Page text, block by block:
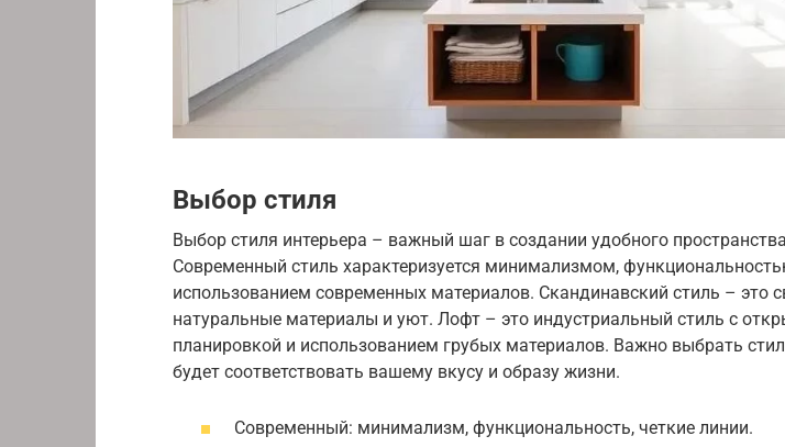
Выбор стиля
Выбор стиля интерьера – важный шаг в создании удобного
Современный стиль характеризуется минимализмом,
использованием современных материалов. Скандинавский стиль – это
натуральные материалы и уют. Лофт – это индустриальный стиль с
планировкой и использованием грубых материалов. Важно выбрать
будет соответствовать вашему вкусу и образу жизни.
Современный: минимализм, функциональность, четкие линии.